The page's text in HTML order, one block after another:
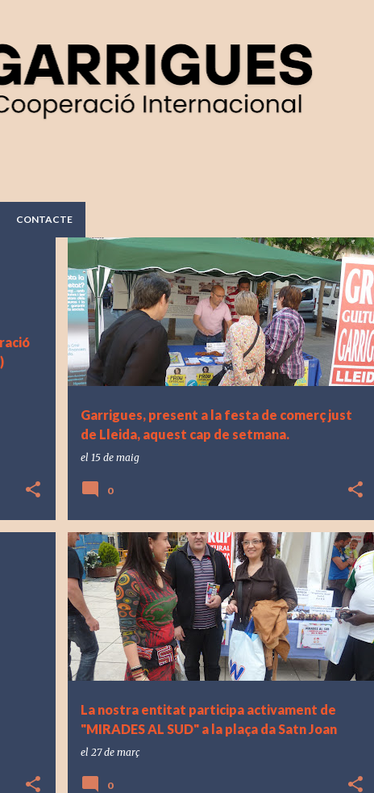
CONTACTE
Garrigues, present a la festa de comerç just
de Lleida, aquest cap de setmana.
el 15 de maig
0
La nostra entitat participa activament de
"MIRADES AL SUD" a la plaça da Satn Joan
el 27 de març
0